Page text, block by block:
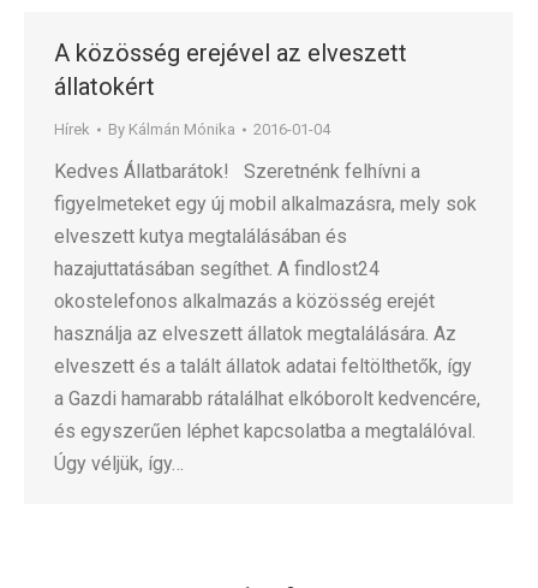
A közösség erejével az elveszett
állatokért
Hírek By Kálmán Mónika 2016-01-04
Kedves Állatbarátok! Szeretnénk felhívni a
figyelmeteket egy új mobil alkalmazásra, mely sok
elveszett kutya megtalálásában és
hazajuttatásában segíthet. A findlost24
okostelefonos alkalmazás a közösség erejét
használja az elveszett állatok megtalálására. Az
elveszett és a talált állatok adatai feltölthetők, így
a Gazdi hamarabb rátalálhat elkóborolt kedvencére,
és egyszerűen léphet kapcsolatba a megtalálóval.
Úgy véljük, így…